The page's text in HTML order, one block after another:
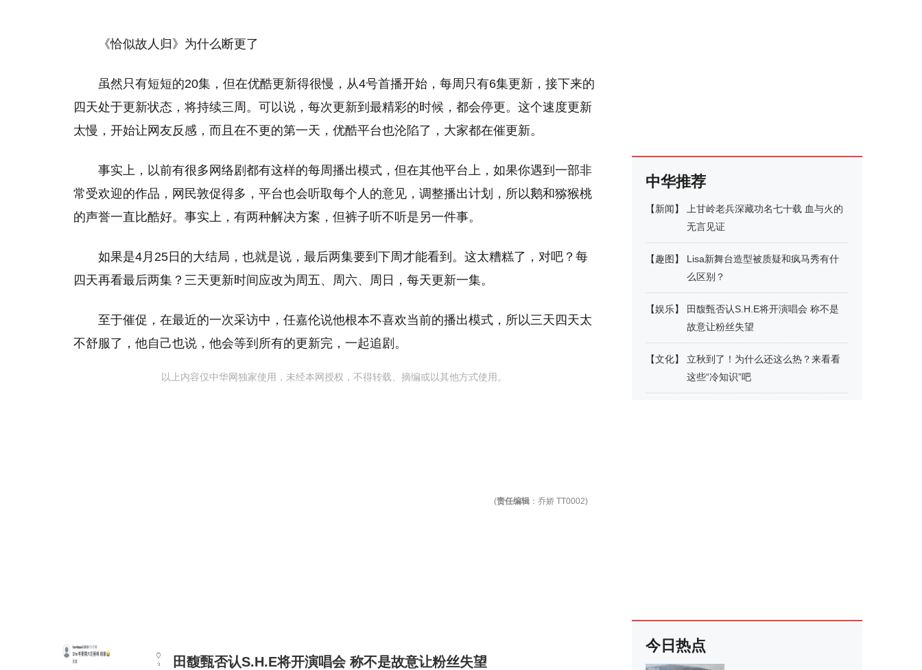
《恰似故人归》为什么断更了
虽然只有短短的20集，但在优酷更新得很慢，从4号首播开始，每周只有6集更新，接下来的
四天处于更新状态，将持续三周。可以说，每次更新到最精彩的时候，都会停更。这个速度更新
太慢，开始让网友反感，而且在不更的第一天，优酷平台也沦陷了，大家都在催更新。
事实上，以前有很多网络剧都有这样的每周播出模式，但在其他平台上，如果你遇到一部非
常受欢迎的作品，网民敦促得多，平台也会听取每个人的意见，调整播出计划，所以鹅和猕猴桃
的声誉一直比酷好。事实上，有两种解决方案，但裤子听不听是另一件事。
如果是4月25日的大结局，也就是说，最后两集要到下周才能看到。这太糟糕了，对吧？每
四天再看最后两集？三天更新时间应改为周五、周六、周日，每天更新一集。
至于催促，在最近的一次采访中，任嘉伦说他根本不喜欢当前的播出模式，所以三天四天太
不舒服了，他自己也说，他会等到所有的更新完，一起追剧。
以上内容仅中华网独家使用，未经本网授权，不得转载、摘编或以其他方式使用。
(责任编辑 ：乔娇 TT0002)
田馥甄否认S.H.E将开演唱会 称不是故意让粉丝失望
中华推荐
【新闻】
上甘岭老兵深藏功名七十载 血与火的
无言见证
【趣图 】
Lisa新舞台造型被质疑和疯马秀有什
么区别？
【娱乐】
田馥甄否认S.H.E将开演唱会 称不是
故意让粉丝失望
【文化】
立秋到了！为什么还这么热？来看看
这些“冷知识”吧
今日热点